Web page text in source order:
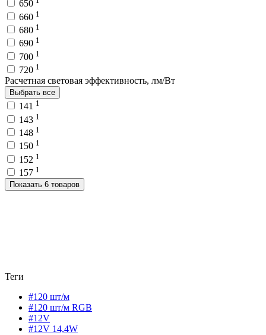
650
660 1
680 1
690 1
700 1
720 1
Расчетная световая эффективность, лм/Вт
Выбрать все
141 1
143 1
148 1
150 1
152 1
157 1
Показать 6 товаров
Теги
#120 шт/м
#120 шт/м RGB
#12V
#12V 14,4W